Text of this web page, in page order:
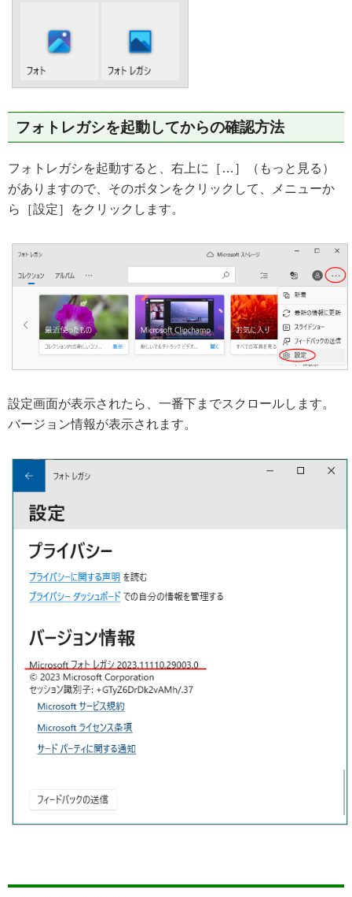
フォトレガシを起動してからの確認方法
フォトレガシを起動すると、右上に［…］（もっと見る）
がありますので、そのボタンをクリックして、メニューか
ら［設定］をクリックします。
設定画面が表示されたら、一番下までスクロールします。
バージョン情報が表示されます。